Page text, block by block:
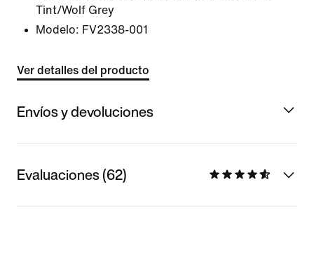
Tint/Wolf Grey
Modelo: FV2338-001
Ver detalles del producto
Envíos y devoluciones
Evaluaciones (62)